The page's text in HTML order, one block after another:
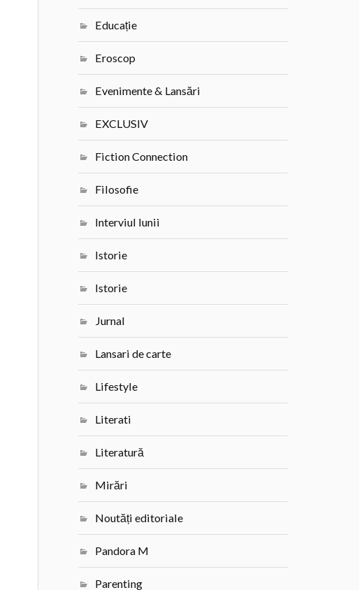
Educație
Eroscop
Evenimente & Lansări
EXCLUSIV
Fiction Connection
Filosofie
Interviul lunii
Istorie
Istorie
Jurnal
Lansari de carte
Lifestyle
Literati
Literatură
Mirări
Noutăți editoriale
Pandora M
Parenting